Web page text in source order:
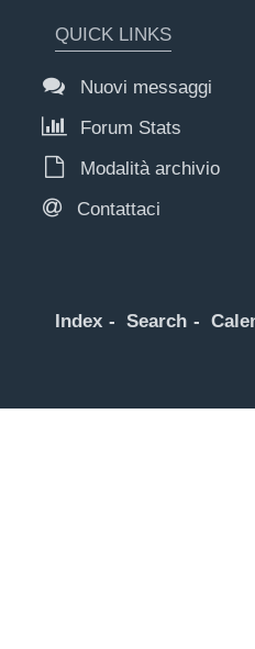
QUICK LINKS
Nuovi messaggi
Forum Stats
Modalità archivio
Contattaci
Index Search